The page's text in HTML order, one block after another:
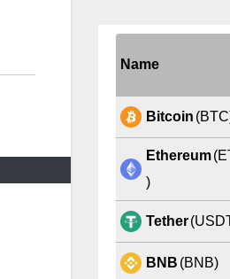
Name
Bitcoin
Ethereum
)
Tether
BNB (BNB)